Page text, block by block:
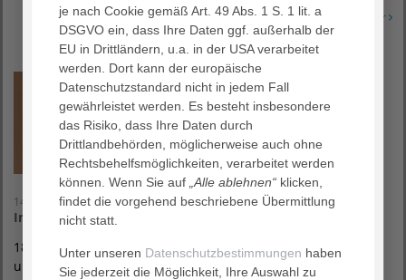
Erfahren Sie mehr
14. Oktober 2026
Infoabend Geburt mit Kreißsaalführung
18:00 Uhr | Unser Informationsangebot für alle Fragen rund
um die Geburt
je nach Cookie gemäß Art. 49 Abs. 1 S. 1 lit. a
DSGVO ein, dass Ihre Daten ggf. außerhalb der
EU in Drittländern, u.a. in der USA verarbeitet
werden. Dort kann der europäische
Datenschutzstandard nicht in jedem Fall
gewährleistet werden. Es besteht insbesondere
das Risiko, dass Ihre Daten durch
Drittlandbehörden, möglicherweise auch ohne
Rechtsbehelfsmöglichkeiten, verarbeitet werden
können. Wenn Sie auf „Alle ablehnen“ klicken,
findet die vorgehend beschriebene Übermittlung
nicht statt.
Unter unseren Datenschutzbestimmungen haben
Sie jederzeit die Möglichkeit, Ihre Auswahl zu